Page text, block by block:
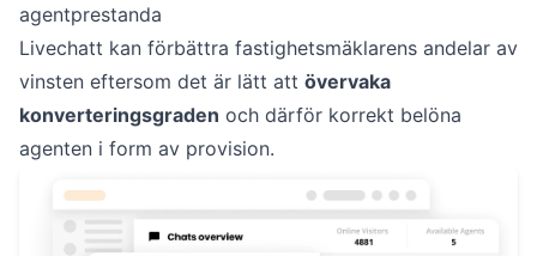
agentprestanda
Livechatt kan förbättra fastighetsmäklarens andelar av
vinsten eftersom det är lätt att övervaka
konverteringsgraden och därför korrekt belöna
agenten i form av provision.